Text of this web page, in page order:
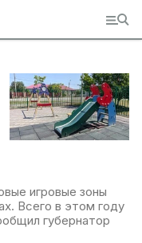
игровые зоны
Всего в этом году
губернатор